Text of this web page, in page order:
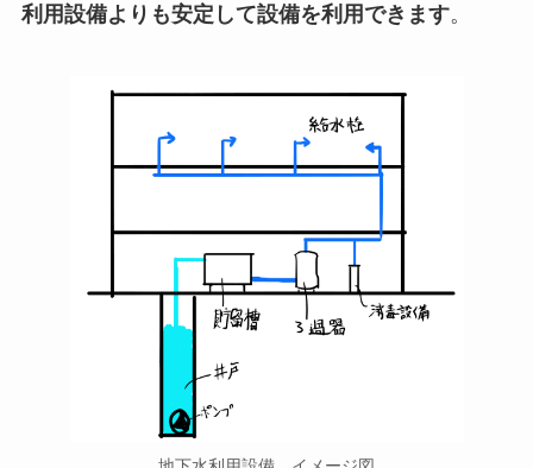
利用設備よりも安定して設備を利用できます。